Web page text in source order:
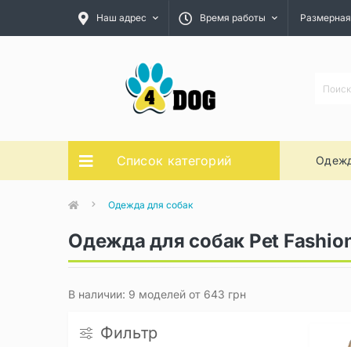
Наш адрес Время работы
Список категорий
Одежда для собак
Одежда для собак Pet
В наличии: 9 моделей от 643 грн
Фильтр